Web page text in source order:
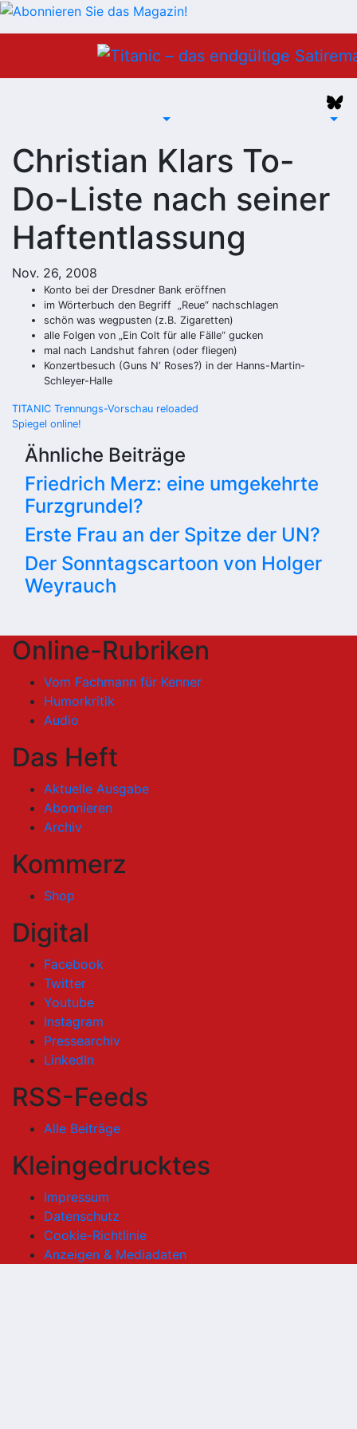
Christian Klars To-
Do-Liste nach seiner
Haftentlassung
Nov. 26, 2008
Konto bei der Dresdner Bank eröffnen
im Wörterbuch den Begriff „Reue“ nachschlagen
schön was wegpusten (z.B. Zigaretten)
alle Folgen von „Ein Colt für alle Fälle“ gucken
mal nach Landshut fahren (oder fliegen)
Konzertbesuch (Guns N‘ Roses?) in der Hanns-Martin-
Schleyer-Halle
Beitragsnavigation
TITANIC Trennungs-Vorschau reloaded
Spiegel online!
Ähnliche Beiträge
Friedrich Merz: eine umgekehrte
Furzgrundel?
Erste Frau an der Spitze der UN?
Der Sonntagscartoon von Holger
Weyrauch
Online-Rubriken
Vom Fachmann für Kenner
Humorkritik
Audio
Das Heft
Aktuelle Ausgabe
Abonnieren
Archiv
Kommerz
Shop
Digital
Facebook
Twitter
Youtube
Instagram
Pressearchiv
LinkedIn
RSS-Feeds
Alle Beiträge
Kleingedrucktes
Impressum
Datenschutz
Cookie-Richtlinie
Anzeigen & Mediadaten